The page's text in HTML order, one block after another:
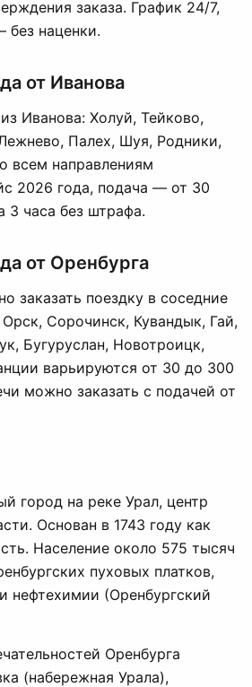
заказа. График 24/7,
наценки.
от Иванова
Иванова: Холуй, Тейково,
Палех, Шуя, Родники,
всем направлениям
2026 года, подача — от 30
3 часа без штрафа.
от Оренбурга
заказать поездку в соседние
Сорочинск, Кувандык, Гай,
Бугуруслан, Новотроицк,
варьируются от 30 до 300
можно заказать с подачей от
город на реке Урал, центр
Основан в 1743 году как
Население около 575 тысяч
пуховых платков,
нефтехимии (Оренбургский
Оренбурга
(набережная Урала),